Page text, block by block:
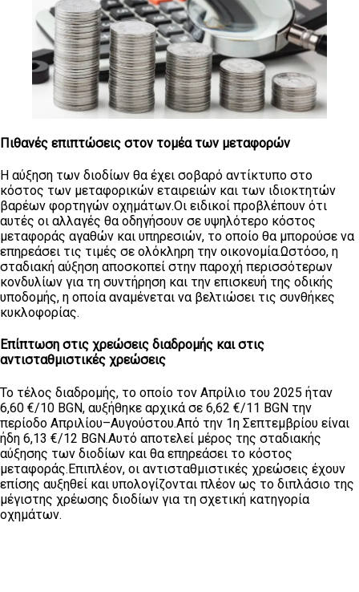
Πιθανές επιπτώσεις στον τομέα των μεταφορών
Η αύξηση των διοδίων θα έχει σοβαρό αντίκτυπο στο
κόστος των μεταφορικών εταιρειών και των ιδιοκτητών
βαρέων φορτηγών οχημάτων.Οι ειδικοί προβλέπουν ότι
αυτές οι αλλαγές θα οδηγήσουν σε υψηλότερο κόστος
μεταφοράς αγαθών και υπηρεσιών, το οποίο θα μπορούσε να
επηρεάσει τις τιμές σε ολόκληρη την οικονομία.Ωστόσο, η
σταδιακή αύξηση αποσκοπεί στην παροχή περισσότερων
κονδυλίων για τη συντήρηση και την επισκευή της οδικής
υποδομής, η οποία αναμένεται να βελτιώσει τις συνθήκες
κυκλοφορίας.
Επίπτωση στις χρεώσεις διαδρομής και στις
αντισταθμιστικές χρεώσεις
Το τέλος διαδρομής, το οποίο τον Απρίλιο του 2025 ήταν
6,60 €/10 BGN, αυξήθηκε αρχικά σε 6,62 €/11 BGN την
περίοδο Απριλίου–Αυγούστου.Από την 1η Σεπτεμβρίου είναι
ήδη 6,13 €/12 BGN.Αυτό αποτελεί μέρος της σταδιακής
αύξησης των διοδίων και θα επηρεάσει το κόστος
μεταφοράς.Επιπλέον, οι αντισταθμιστικές χρεώσεις έχουν
επίσης αυξηθεί και υπολογίζονται πλέον ως το διπλάσιο της
μέγιστης χρέωσης διοδίων για τη σχετική κατηγορία
οχημάτων.